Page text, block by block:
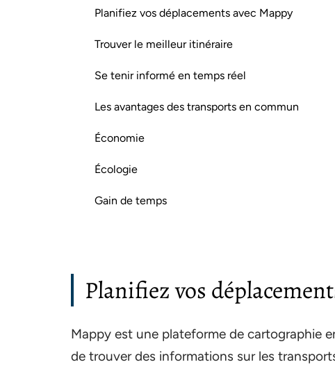
Planifiez vos déplacements avec Mappy
Trouver le meilleur itinéraire
Se tenir informé en temps réel
Les avantages des transports en commun
Économie
Écologie
Gain de temps
Planifiez vos
Mappy est une plateforme de cartographie
de trouver des informations sur les